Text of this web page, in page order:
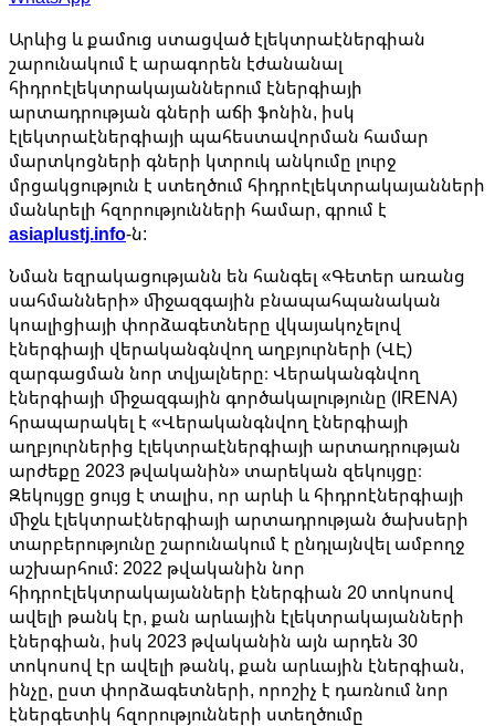
Արևից և քամուց ստացված էլեկտրաէներգիան
շարունակում է արագորեն էժանանալ
հիդրոէլեկտրակայաններում էներգիայի
արտադրության գների աճի ֆոնին, իսկ
էլեկտրաէներգիայի պահեստավորման համար
մարտկոցների գների կտրուկ անկումը լուրջ
մրցակցություն է ստեղծում հիդրոէլեկտրակայանների
մանևրելի հզորությունների համար, գրում է
asiaplustj.info-ն:
Նման եզրակացությանն են հանգել «Գետեր առանց
սահմանների» միջազգային բնապահպանական
կոալիցիայի փորձագետները վկայակոչելով
էներգիայի վերականգնվող աղբյուրների (ՎԷ)
զարգացման նոր տվյալները։ Վերականգնվող
էներգիայի միջազգային գործակալությունը (IRENA)
հրապարակել է «Վերականգնվող էներգիայի
աղբյուրներից էլեկտրաէներգիայի արտադրության
արժեքը 2023 թվականին» տարեկան զեկույցը։
Զեկույցը ցույց է տալիս, որ արևի և հիդրոէներգիայի
միջև էլեկտրաէներգիայի արտադրության ծախսերի
տարբերությունը շարունակում է ընդլայնվել ամբողջ
աշխարհում: 2022 թվականին նոր
հիդրոէլեկտրակայանների էներգիան 20 տոկոսով
ավելի թանկ էր, քան արևային էլեկտրակայանների
էներգիան, իսկ 2023 թվականին այն արդեն 30
տոկոսով էր ավելի թանկ, քան արևային էներգիան,
ինչը, ըստ փորձագետների, որոշիչ է դառնում նոր
էներգետիկ հզորությունների ստեղծումը